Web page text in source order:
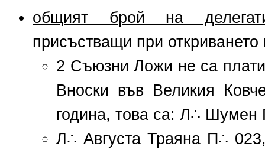
общият брой на
присъстващи при
2 Съюзни Ложи не са
Вноски във Великия
година, това са: Л∴
Л∴ Августа Траяна П∴